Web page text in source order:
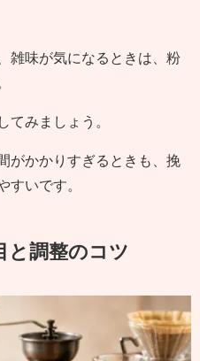
雑味が気になるときは、粉
てみましょう。
がかかりすぎるときも、挽
すいです。
と調整のコツ